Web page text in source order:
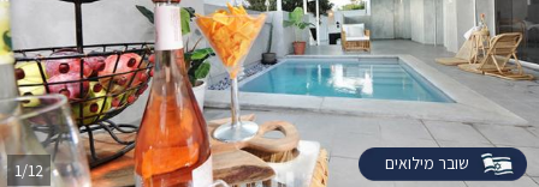
1/12 שובר מילואים